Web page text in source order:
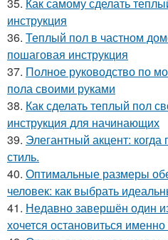
35. Как самому сделать
инструкция
36. Теплый пол в частном
пошаговая инструкция
37. Полное руководство по
пола своими руками
38. Как сделать теплый пол
инструкция для начинающих
39. Элегантный акцент: когда
стиль.
40. Оптимальные размеры
человек: как выбрать
41. Недавно завершён один
хочется остановиться